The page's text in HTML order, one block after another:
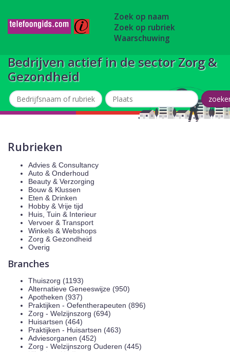
Zoek op naam
Zoek op rubriek
Waarschuwing
Bedrijven actief in de sector Zorg &
Gezondheid
Rubrieken
Advies & Consultancy
Auto & Onderhoud
Beauty & Verzorging
Bouw & Klussen
Eten & Drinken
Hobby & Vrije tijd
Huis, Tuin & Interieur
Vervoer & Transport
Winkels & Webshops
Zorg & Gezondheid
Overig
Branches
Thuiszorg (1193)
Alternatieve Geneeswijze (950)
Apotheken (937)
Praktijken - Oefentherapeuten (896)
Zorg - Welzijnszorg (694)
Huisartsen (464)
Praktijken - Huisartsen (463)
Adviesorganen (452)
Zorg - Welzijnszorg Ouderen (445)